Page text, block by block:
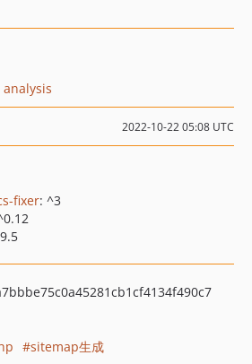
2022-10-22 05:08 UTC
fixer: ^3
sitemap生成